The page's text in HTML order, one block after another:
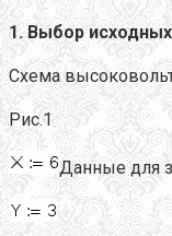
1. Выбор
Схема
Рис.1
Данные для